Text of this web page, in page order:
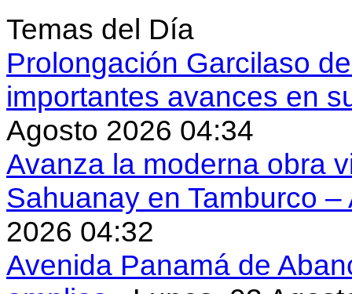
Temas del Día
Prolongación Garcilaso
importantes avances en
Agosto 2026 04:34
Avanza la moderna obra
Sahuanay en Tamburco
2026 04:32
Avenida Panamá de